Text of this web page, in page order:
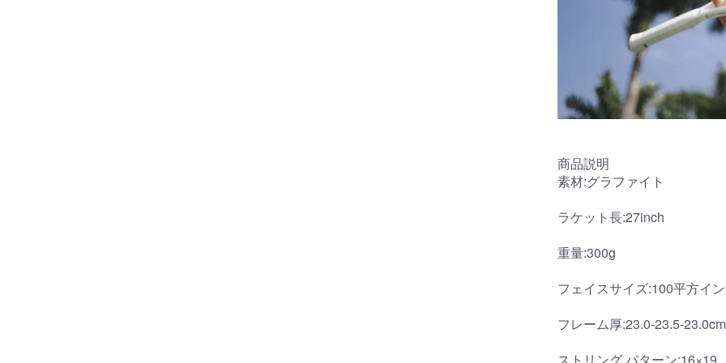
商品説明
素材:グラファイト
ラケット長:27inch
重量:300g
フェイスサイズ:100平方イ
フレーム厚:23.0-23.5-23.0cm